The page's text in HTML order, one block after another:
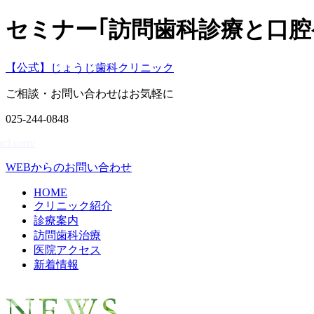
セミナー｢訪問歯科診療と口
【公式】じょうじ歯科クリニック
ご相談・お問い合わせはお気軽に
025-244-0848
WEBからのお問い合わせ
HOME
クリニック紹介
診療案内
訪問歯科治療
医院アクセス
新着情報